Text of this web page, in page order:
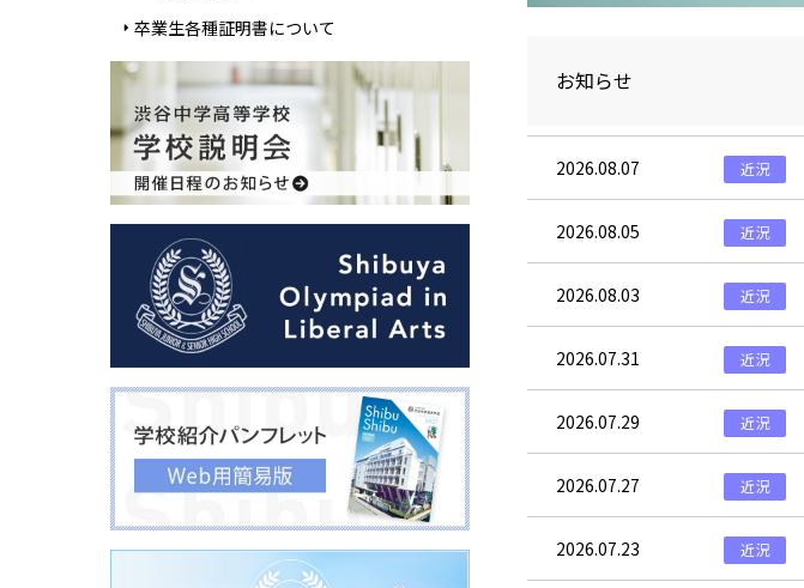
お知らせ
近況
2026.08.07
近況
2026.08.05
近況
2026.08.03
近況
2026.07.31
近況
2026.07.29
近況
2026.07.27
近況
2026.07.23
卒業生各種証明書について